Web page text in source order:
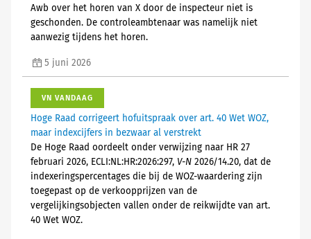
Awb over het horen van X door de inspecteur niet is
geschonden. De controleambtenaar was namelijk niet
aanwezig tijdens het horen.
5 juni 2026
VN VANDAAG
Hoge Raad corrigeert hofuitspraak over art. 40 Wet WOZ,
maar indexcijfers in bezwaar al verstrekt
De Hoge Raad oordeelt onder verwijzing naar HR 27
februari 2026, ECLI:NL:HR:2026:297, V-N 2026/14.20, dat de
indexeringspercentages die bij de WOZ-waardering zijn
toegepast op de verkoopprijzen van de
vergelijkingsobjecten vallen onder de reikwijdte van art.
40 Wet WOZ.